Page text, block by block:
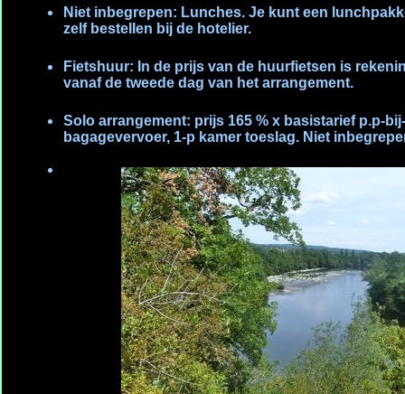
Niet inbegrepen: Lunches. Je kunt een
zelf bestellen bij de hotelier.
Fietshuur: In de prijs van de huurfietsen is
vanaf de tweede dag van het arrangement.
Solo arrangement: prijs 165 % x basistarief p.p-
bagagevervoer, 1-p kamer toeslag. Niet